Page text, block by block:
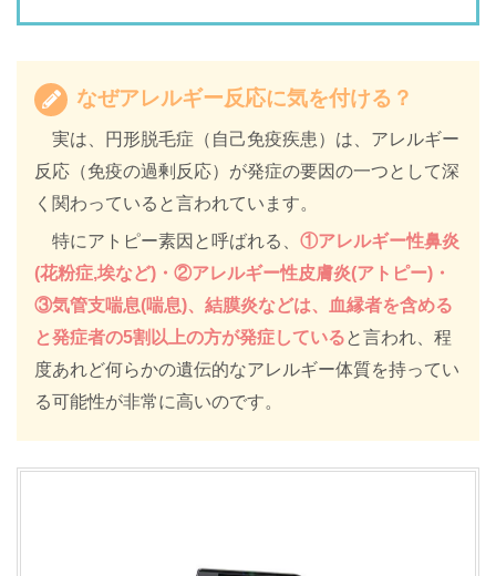
なぜアレルギー反応に気を付ける？
実は、円形脱毛症（自己免疫疾患）は、アレルギー
反応（免疫の過剰反応）が発症の要因の一つとして深
く関わっていると言われています。
特にアトピー素因と呼ばれる、 ①アレルギー性鼻炎
(花粉症,埃など)・②アレルギー性皮膚炎(アトピー)・
③気管支喘息(喘息)、結膜炎などは、血縁者を含める
と発症者の5割以上の方が発症していると言われ、程
度あれど何らかの遺伝的なアレルギー体質を持ってい
る可能性が非常に高いのです。